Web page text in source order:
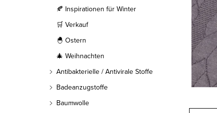
🍂 Inspirationen für Winter
🛒 Verkauf
🐣 Ostern
🎄 Weihnachten
Antibakterielle / Antivirale Stoffe
Badeanzugstoffe
Baumwolle